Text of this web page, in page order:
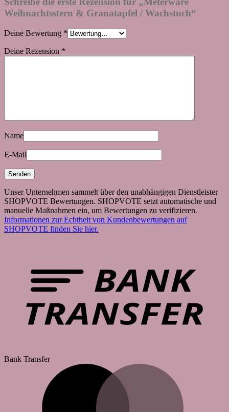
Weihnachtsstern & Granatapfel / Wachstuch“
Deine Bewertung *
Deine Rezension *
Name
E-Mail
Unser Unternehmen sammelt über den unabhängigen Dienstleister
SHOPVOTE Bewertungen. SHOPVOTE setzt automatische und
manuelle Maßnahmen ein, um Bewertungen zu verifizieren.
Informationen zur Echtheit von Kundenbewertungen auf
SHOPVOTE finden Sie hier.
Bank Transfer